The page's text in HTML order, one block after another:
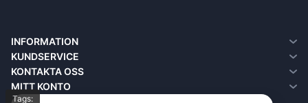
INFORMATION
Om oss
Information om leverans
Sekretesspolicy
KUNDSERVICE
Kontakta oss
Returns
KONTAKTA OSS
MITT KONTO
Tags: